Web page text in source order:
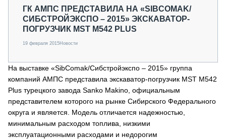
ГК АМПС ПРЕДСТАВИЛА НА «SIBCOMAK/
СИБСТРОЙЭКСПО – 2015» ЭКСКАВАТОР-
ПОГРУЗЧИК MST M542 PLUS
19 февраля 2015Новости
На выставке «SibComak/Сибстройэкспо – 2015» группа
компаний АМПС представила экскаватор-погрузчик MST M542
Plus турецкого завода Sanko Makino, официальным
представителем которого на рынке Сибирского Федерального
округа и является. Модель отличается надежностью,
минимальным расходом топлива, низкими
эксплуатационными расходами и недорогим